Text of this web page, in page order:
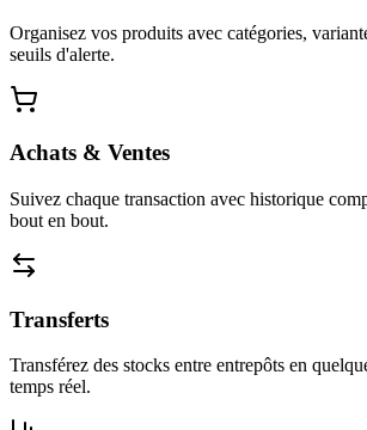
Organisez vos produits avec catégories,
seuils d'alerte.
Achats & Ventes
Suivez chaque transaction avec historique
bout en bout.
Transferts
Transférez des stocks entre entrepôts en
temps réel.